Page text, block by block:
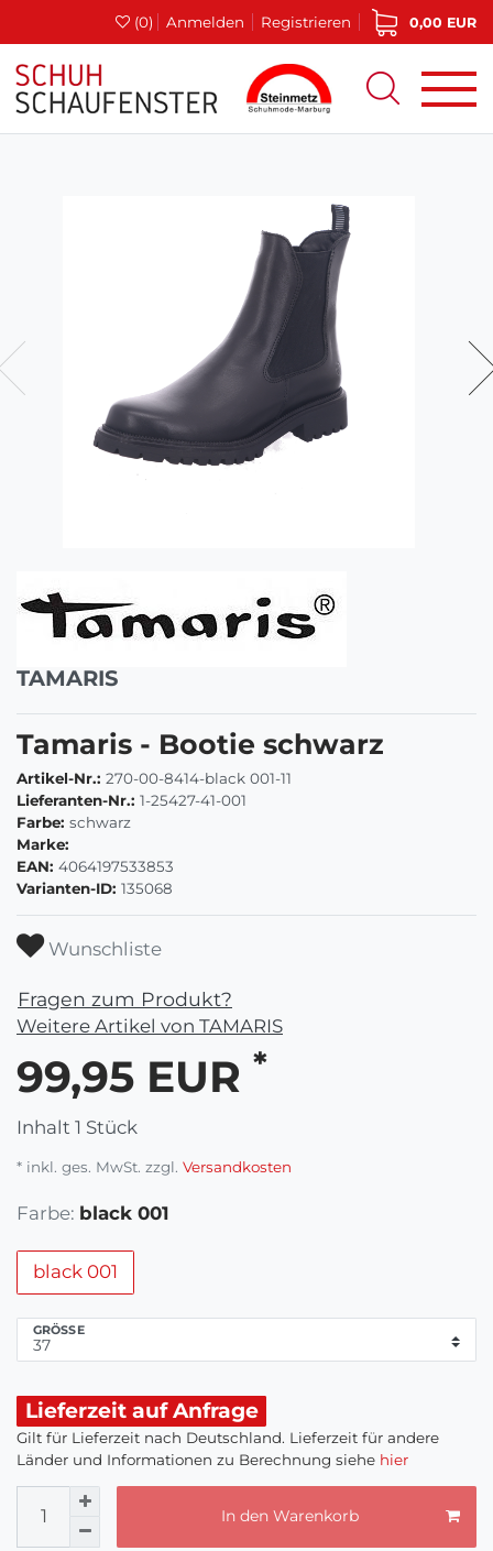
(0) Anmelden Registrieren 0,00 EUR
TAMARIS
Tamaris - Bootie schwarz
Artikel-Nr.: 270-00-8414-black 001-11
Lieferanten-Nr.: 1-25427-41-001
Farbe: schwarz
Marke:
EAN: 4064197533853
Varianten-ID: 135068
Wunschliste
Fragen zum Produkt?
Weitere Artikel von TAMARIS
99,95 EUR *
Inhalt 1 Stück
* inkl. ges. MwSt. zzgl. Versandkosten
Farbe: black 001
black 001
GRÖSSE
Lieferzeit auf Anfrage
Gilt für Lieferzeit nach Deutschland. Lieferzeit für andere
Länder und Informationen zu Berechnung siehe hier
In den Warenkorb